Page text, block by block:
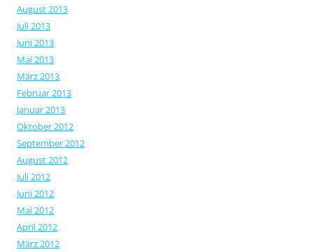
August 2013
Juli 2013
Juni 2013
Mai 2013
März 2013
Februar 2013
Januar 2013
Oktober 2012
September 2012
August 2012
Juli 2012
Juni 2012
Mai 2012
April 2012
März 2012